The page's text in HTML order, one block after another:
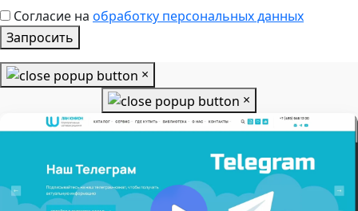
Согласие на обработку персональных данных
Запросить
×
×